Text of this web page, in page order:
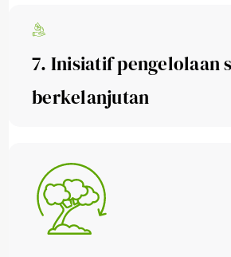
7. Inisiatif pengelolaan
berkelanjutan